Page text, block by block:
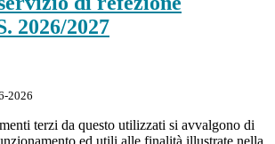
2026/2027
2026
terzi da questo utilizzati si avvalgono di
ed utili alle finalità illustrate nella